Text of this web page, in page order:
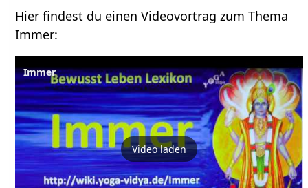
Hier findest du einen Videovortrag zum Thema
Immer‏‎:
Immer
Video laden